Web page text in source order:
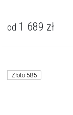
od 1 689 zł
Złoto 585